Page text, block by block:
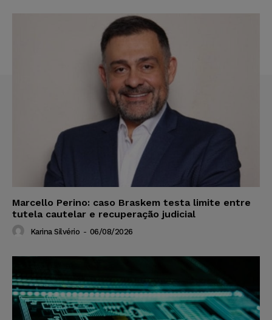
Marcello Perino: caso Braskem testa limite entre
tutela cautelar e recuperação judicial
Karina Silvério - 06/08/2026